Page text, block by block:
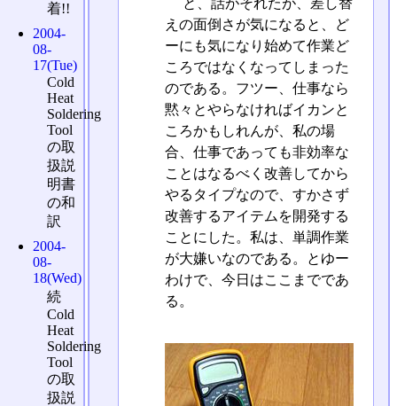
えの面倒さが気になると、ど
ーにも気になり始めて作業ど
ころではなくなってしまった
のである。フツー、仕事なら
黙々とやらなければイカンと
ころかもしれんが、私の場
合、仕事であっても非効率な
ことはなるべく改善してから
やるタイプなので、すかさず
改善するアイテムを開発する
ことにした。私は、単調作業
が大嫌いなのである。とゆー
わけで、今日はここまでであ
る。
着!!
2004-
08-
17(Tue)
Cold
Heat
Soldering
Tool
の取
扱説
明書
の和
訳
2004-
08-
18(Wed)
続
Cold
Heat
Soldering
Tool
の取
扱説